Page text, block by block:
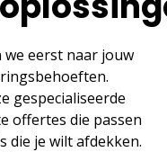
we eerst naar jouw
gespecialiseerde
offertes die passen
die je wilt afdekken.